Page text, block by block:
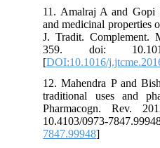
11. Amalraj A and
and medicinal
J. Tradit.
359. doi:
[DOI:10.1016/
12. Mahendra P and
traditional uses and
Pharmacogn.
10.4103/0973-
7847.99948